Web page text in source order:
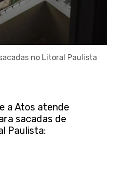
no Litoral Paulista
a Atos atende
sacadas de
Paulista: